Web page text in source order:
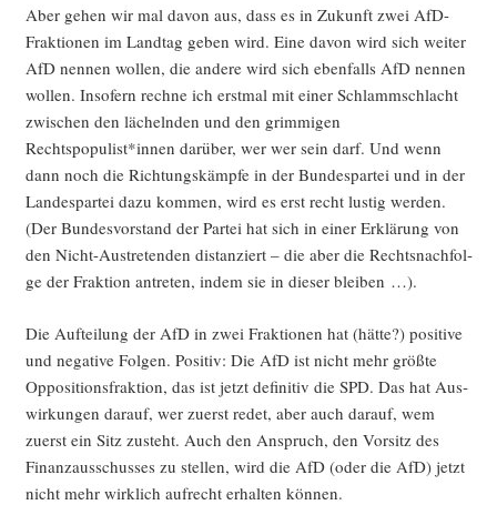
Aber gehen wir mal davon aus, dass es in Zukunft zwei AfD-
Frak­tio­nen im Land­tag geben wird. Eine davon wird sich wei­ter
AfD nen­nen wol­len, die ande­re wird sich eben­falls AfD nen­nen
wol­len. Inso­fern rech­ne ich erst­mal mit einer Schlamm­schlacht
zwi­schen den lächeln­den und den grim­mi­gen
Rechtspopulist*innen dar­über, wer wer sein darf. Und wenn
dann noch die Rich­tungs­kämp­fe in der Bun­des­par­tei und in der
Lan­des­par­tei dazu kom­men, wird es erst recht lus­tig wer­den.
(Der Bun­des­vor­stand der Par­tei hat sich in einer Erklä­rung von
den Nicht-Aus­tre­ten­den distan­ziert – die aber die Rechts­nach­fol­
ge der Frak­ti­on antre­ten, indem sie in die­ser bleiben …).
Die Auf­tei­lung der AfD in zwei Frak­tio­nen hat (hät­te?) posi­ti­ve
und nega­ti­ve Fol­gen. Posi­tiv: Die AfD ist nicht mehr größ­te
Oppo­si­ti­ons­frak­ti­on, das ist jetzt defi­ni­tiv die SPD. Das hat Aus­
wir­kun­gen dar­auf, wer zuerst redet, aber auch dar­auf, wem
zuerst ein Sitz zusteht. Auch den Anspruch, den Vor­sitz des
Finanz­aus­schus­ses zu stel­len, wird die AfD (oder die AfD) jetzt
nicht mehr wirk­lich auf­recht erhal­ten können.